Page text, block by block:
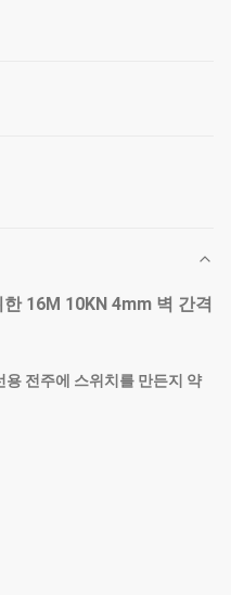
16M 10KN 4mm 벽 간격
전주에 스위치를 만든지 약